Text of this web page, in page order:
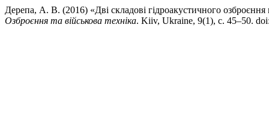
Дерепа, А. В. (2016) «Дві складові гідроакустичного
Озброєння та військова техніка. Kiiv, Ukraine, 9(1), с. 45–50.